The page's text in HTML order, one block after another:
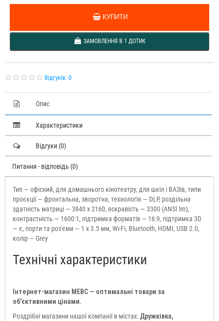
КУПИТИ
ЗАМОВЛЕННЯ В 1 ДОТИК
Відгуків: 0
Опис
Характеристики
Відгуки (0)
Питання - відповідь (0)
Тип — офісний, для домашнього кінотеатру, для шкіл і ВАЗів, типи
проєкції — фронтальна, зворотна, технологія — DLP, роздільна
здатність матриці — 3840 x 2160, яскравість — 3300 (ANSI lm),
контрастність — 1600:1, підтримка форматів — 16:9, підтримка 3D
— є, порти та роз'єми — 1 x 3.5 мм, Wi-Fi, Bluetooth, HDMI, USB 2.0,
колір — Grey
Технічні характеристики
Інтернет-магазин МЕВС — оптимальні товари за
об'єктивними цінами.
Роздрібні магазини нашої компанії в містах: Дружківка,